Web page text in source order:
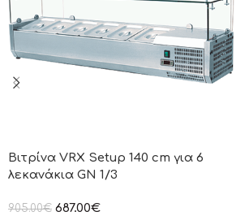
Βιτρίνα VRX Setup 140 cm για 6
λεκανάκια GN 1/3
905.00€ 687.00€